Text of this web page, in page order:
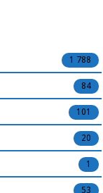
1 788
84
101
20
1
53